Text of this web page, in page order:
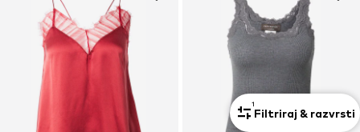
1
Filtriraj & razvrsti